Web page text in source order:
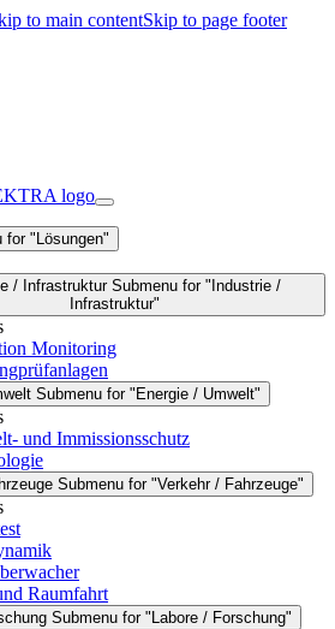
to main contentSkip to page footer
for "Lösungen"
/ Infrastruktur Submenu for "Industrie /
Infrastruktur"
Monitoring
Submenu for "Energie / Umwelt"
und Immissionsschutz
Submenu for "Verkehr / Fahrzeuge"
Raumfahrt
Submenu for "Labore / Forschung"